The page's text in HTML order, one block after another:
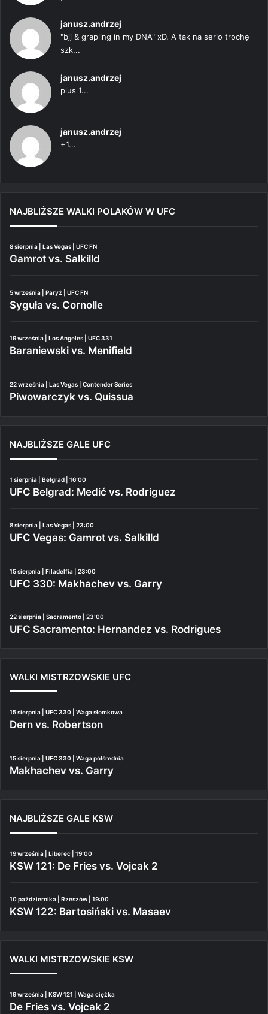
janusz.andrzej
"bjj & grapling in my DNA" xD. A tak na serio trochę
szk...
janusz.andrzej
plus 1...
janusz.andrzej
+1...
NAJBLIŻSZE WALKI POLAKÓW W UFC
8 sierpnia | Las Vegas | UFC FN
Gamrot vs. Salkilld
5 września | Paryż | UFC FN
Syguła vs. Cornolle
19 września | Los Angeles | UFC 331
Baraniewski vs. Menifield
22 września | Las Vegas | Contender Series
Piwowarczyk vs. Quissua
NAJBLIŻSZE GALE UFC
1 sierpnia | Belgrad | 16:00
UFC Belgrad: Medić vs. Rodriguez
8 sierpnia | Las Vegas | 23:00
UFC Vegas: Gamrot vs. Salkilld
15 sierpnia | Filadelfia | 23:00
UFC 330: Makhachev vs. Garry
22 sierpnia | Sacramento | 23:00
UFC Sacramento: Hernandez vs. Rodrigues
WALKI MISTRZOWSKIE UFC
15 sierpnia | UFC 330 | Waga słomkowa
Dern vs. Robertson
15 sierpnia | UFC 330 | Waga półśrednia
Makhachev vs. Garry
NAJBLIŻSZE GALE KSW
19 września | Liberec | 19:00
KSW 121: De Fries vs. Vojcak 2
10 października | Rzeszów | 19:00
KSW 122: Bartosiński vs. Masaev
WALKI MISTRZOWSKIE KSW
19 września | KSW 121 | Waga ciężka
De Fries vs. Vojcak 2